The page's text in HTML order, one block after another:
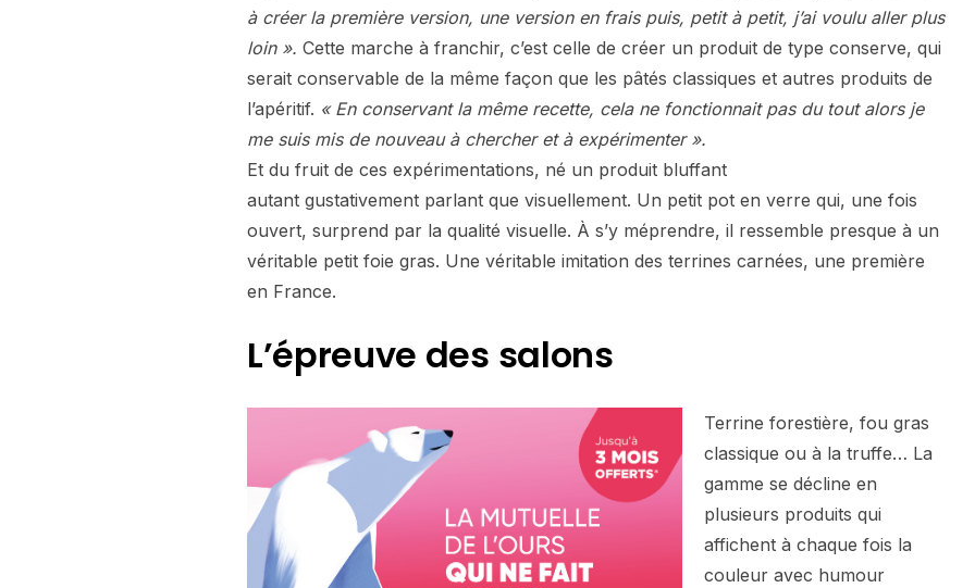
à créer la première version, une version en frais puis, petit à petit, j’ai voulu aller plus
loin ». Cette marche à franchir, c’est celle de créer un produit de type conserve, qui
serait conservable de la même façon que les pâtés classiques et autres produits de
l’apéritif. « En conservant la même recette, cela ne fonctionnait pas du tout alors je
me suis mis de nouveau à chercher et à expérimenter ».
Et du fruit de ces expérimentations, né un produit bluffant
autant gustativement parlant que visuellement. Un petit pot en verre qui, une fois
ouvert, surprend par la qualité visuelle. À s’y méprendre, il ressemble presque à un
véritable petit foie gras. Une véritable imitation des terrines carnées, une première
en France.
L’épreuve des salons
Terrine forestière, fou gras
classique ou à la truffe… La
gamme se décline en
plusieurs produits qui
affichent à chaque fois la
couleur avec humour